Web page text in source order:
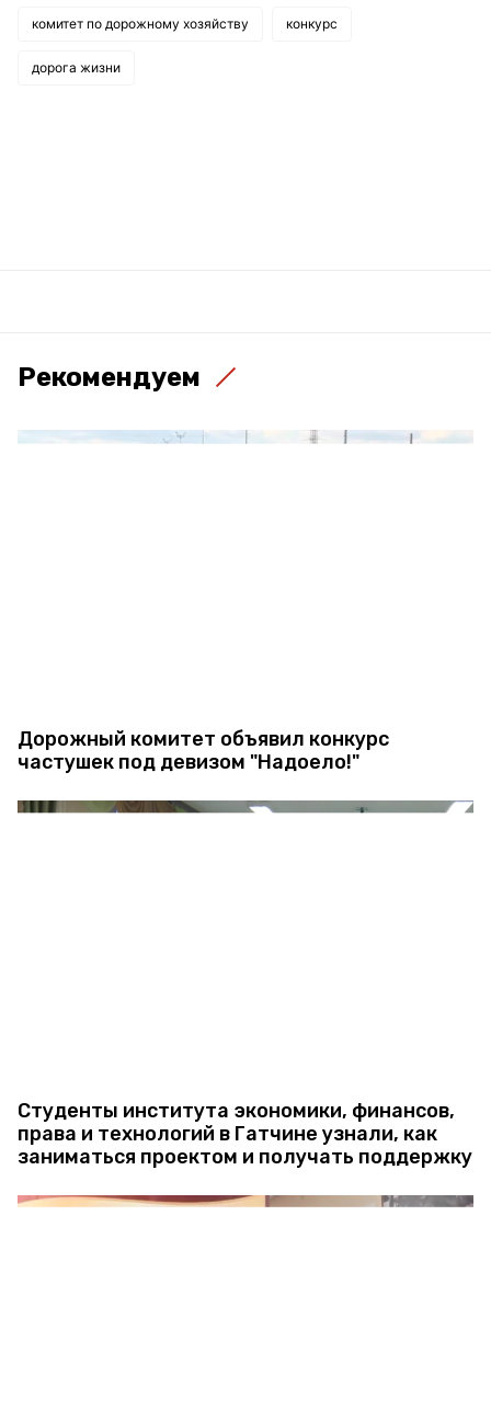
комитет по дорожному хозяйству конкурс
дорога жизни
Рекомендуем
Дорожный комитет объявил конкурс
частушек под девизом "Надоело!"
Студенты института экономики, финансов,
права и технологий в Гатчине узнали, как
заниматься проектом и получать поддержку